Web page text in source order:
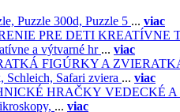
Puzzle 300d, Puzzle 5 ... viac
KREATÍVNE
a výtvarné hr ... viac
FIGÚRKY A
Schleich, Safari zviera ... viac
VEDECKÉ
... viac